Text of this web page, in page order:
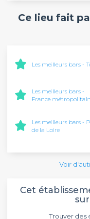
Ce lieu fait
Les meilleurs bars -
Les meilleurs bars -
France
Les meilleurs bars -
de la Loire
Voir
Cet
Trouver des